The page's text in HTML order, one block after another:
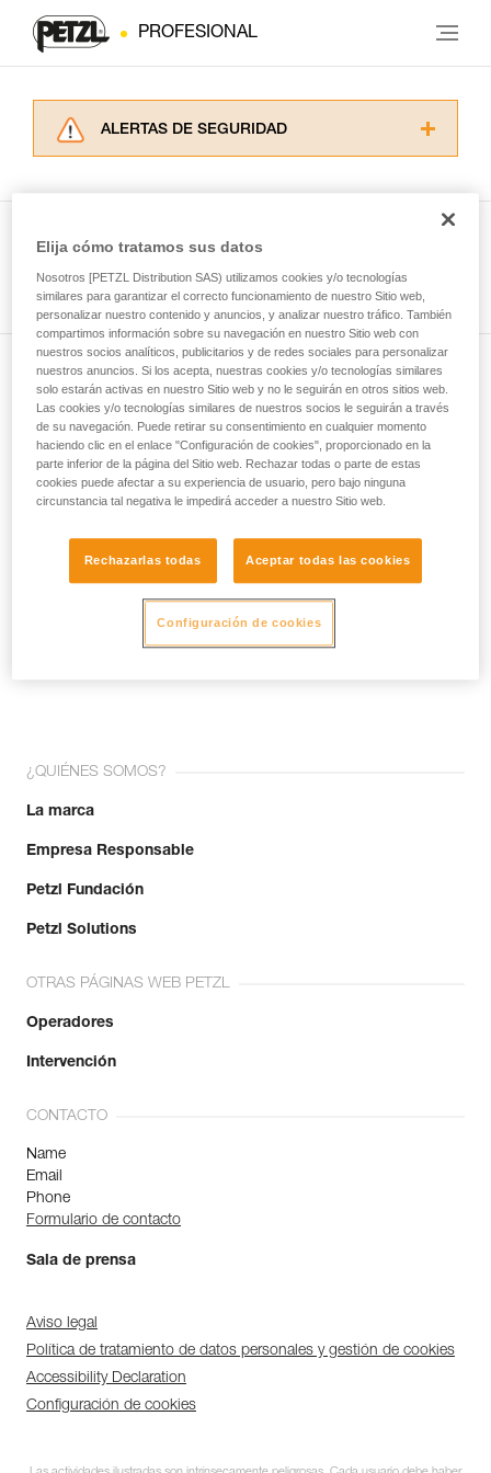
PROFESIONAL
ALERTAS DE SEGURIDAD
Dominar estas técnicas requiere una formación
y un entrenamiento específico. Confirme a
través de un profesional su capacidad para
ejecutar estas técnicas, solo y con total
seguridad, antes de ejecutarlas de forma
autónoma.
Damos ejemplos de técnicas relacionadas con
su actividad. Pueden existir otras que no
describimos aquí.
Ver todas las técnicas
Suscríbase al boletín
y mantente conectado con nuestras noticias
Email *
¡Únete a la comunidad!
¿QUIÉNES SOMOS?
La marca
Empresa Responsable
Petzl Fundación
Petzl Solutions
OTRAS PÁGINAS WEB PETZL
Operadores
Intervención
CONTACTO
Name
Email
Phone
Formulario de contacto
Sala de prensa
Aviso legal
Política de tratamiento de datos personales y gestión de cookies
Accessibility Declaration
Configuración de cookies
Elija cómo tratamos sus datos
Nosotros [PETZL Distribution SAS) utilizamos cookies y/o tecnologías
similares para garantizar el correcto funcionamiento de nuestro Sitio web,
personalizar nuestro contenido y anuncios, y analizar nuestro tráfico. También
compartimos información sobre su navegación en nuestro Sitio web con
nuestros socios analíticos, publicitarios y de redes sociales para personalizar
nuestros anuncios. Si los acepta, nuestras cookies y/o tecnologías similares
solo estarán activas en nuestro Sitio web y no le seguirán en otros sitios web.
Las cookies y/o tecnologías similares de nuestros socios le seguirán a través
de su navegación. Puede retirar su consentimiento en cualquier momento
haciendo clic en el enlace "Configuración de cookies", proporcionado en la
parte inferior de la página del Sitio web. Rechazar todas o parte de estas
cookies puede afectar a su experiencia de usuario, pero bajo ninguna
circunstancia tal negativa le impedirá acceder a nuestro Sitio web.
Rechazarlas todas Aceptar todas las cookies
Configuración de cookies